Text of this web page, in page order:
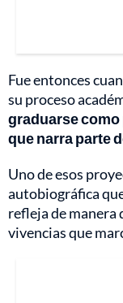
Fue entonces
su proceso
graduarse
que narra parte
Uno de esos
autobiográfica
refleja de manera
vivencias que